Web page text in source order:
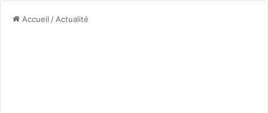
Accueil / Actualité